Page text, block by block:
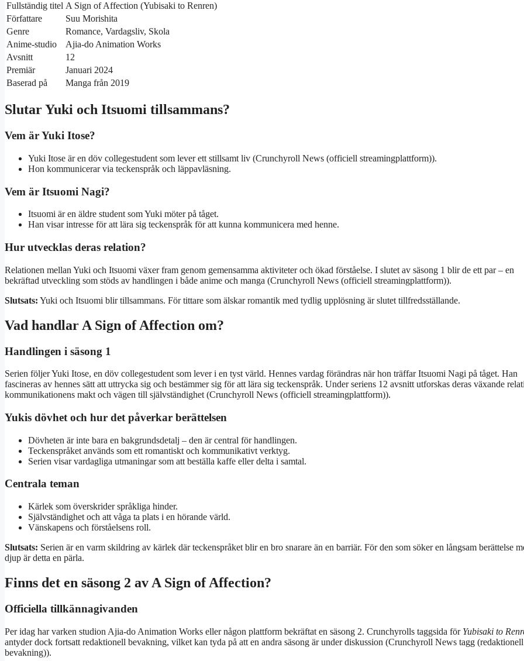
Fullständig titel A Sign of Affection (Yubisaki to Renren)
Författare
Suu Morishita
Genre
Romance, Vardagsliv, Skola
Anime-studio
Ajia-do Animation Works
Avsnitt
12
Premiär
Januari 2024
Baserad på
Manga från 2019
Slutar Yuki och Itsuomi tillsammans?
Vem är Yuki Itose?
Yuki Itose är en döv collegestudent som lever ett stillsamt liv (Crunchyroll News (officiell streamingplattform)).
Hon kommunicerar via teckenspråk och läppavläsning.
Vem är Itsuomi Nagi?
Itsuomi är en äldre student som Yuki möter på tåget.
Han visar intresse för att lära sig teckenspråk för att kunna kommunicera med henne.
Hur utvecklas deras relation?
Relationen mellan Yuki och Itsuomi växer fram genom gemensamma aktiviteter och ökad förståelse. I slutet av säsong 1 blir de ett par – en
bekräftad utveckling som stöds av handlingen i både anime och manga (Crunchyroll News (officiell streamingplattform)).
Slutsats: Yuki och Itsuomi blir tillsammans. För tittare som älskar romantik med tydlig upplösning är slutet tillfredsställande.
Vad handlar A Sign of Affection om?
Handlingen i säsong 1
Serien följer Yuki Itose, en döv collegestudent som lever i en tyst värld. Hennes vardag förändras när hon träffar Itsuomi Nagi på tåget. Han
fascineras av hennes sätt att uttrycka sig och bestämmer sig för att lära sig teckenspråk. Under seriens 12 avsnitt utforskas deras växande
kommunikationens makt och vägen till självständighet (Crunchyroll News (officiell streamingplattform)).
Yukis dövhet och hur det påverkar berättelsen
Dövheten är inte bara en bakgrundsdetalj – den är central för handlingen.
Teckenspråket används som ett romantiskt och kommunikativt verktyg.
Serien visar vardagliga utmaningar som att beställa kaffe eller delta i samtal.
Centrala teman
Kärlek som överskrider språkliga hinder.
Självständighet och att våga ta plats i en hörande värld.
Vänskapens och förståelsens roll.
Slutsats: Serien är en varm skildring av kärlek där teckenspråket blir en bro snarare än en barriär. För den som söker en långsam berättelse
djup är detta en pärla.
Finns det en säsong 2 av A Sign of Affection?
Officiella tillkännagivanden
Per idag har varken studion Ajia-do Animation Works eller någon plattform bekräftat en säsong 2. Crunchyrolls taggsida för Yubisaki to
antyder dock fortsatt redaktionell bevakning, vilket kan tyda på att en andra säsong är under diskussion (Crunchyroll News tagg (redaktionell
bevakning)).